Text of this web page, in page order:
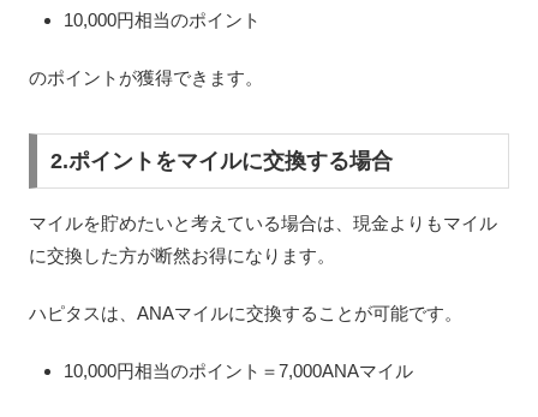
10,000円相当のポイント
のポイントが獲得できます。
2.ポイントをマイルに交換する場合
マイルを貯めたいと考えている場合は、現金よりもマイル
に交換した方が断然お得になります。
ハピタスは、ANAマイルに交換することが可能です。
10,000円相当のポイント ＝7,000ANAマイル